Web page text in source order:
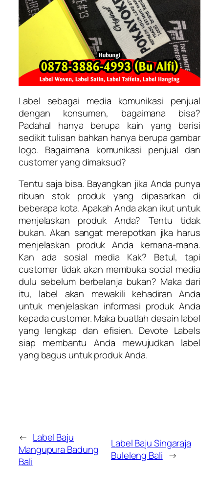
Label sebagai media komunikasi penjual
dengan konsumen, bagaimana bisa?
Padahal hanya berupa kain yang berisi
sedikit tulisan bahkan hanya berupa gambar
logo. Bagaimana komunikasi penjual dan
customer yang dimaksud?
Tentu saja bisa. Bayangkan jika Anda punya
ribuan stok produk yang dipasarkan di
beberapa kota. Apakah Anda akan ikut untuk
menjelaskan produk Anda? Tentu tidak
bukan. Akan sangat merepotkan jika harus
menjelaskan produk Anda kemana-mana.
Kan ada sosial media Kak? Betul, tapi
customer tidak akan membuka social media
dulu sebelum berbelanja bukan? Maka dari
itu, label akan mewakili kehadiran Anda
untuk menjelaskan informasi produk Anda
kepada customer. Maka buatlah desain label
yang lengkap dan efisien. Devote Labels
siap membantu Anda mewujudkan label
yang bagus untuk produk Anda.
← Label Baju
Mangupura Badung
Bali
Label Baju Singaraja
Buleleng Bali →